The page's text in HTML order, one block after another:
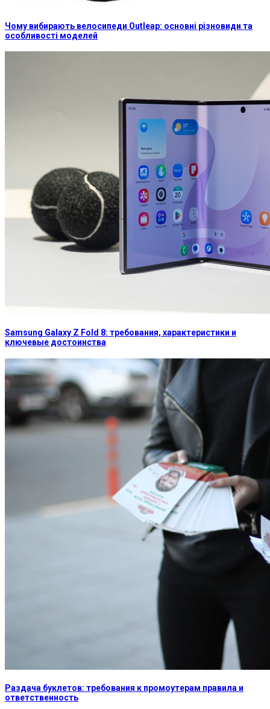
Чому вибирають велосипеди Outleap: основні різновиди та
особливості моделей
Samsung Galaxy Z Fold 8: требования, характеристики и
ключевые достоинства
Раздача буклетов: требования к промоутерам правила и
ответственность